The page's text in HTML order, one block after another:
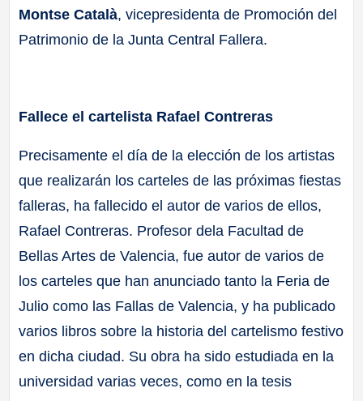
Montse Català, vicepresidenta de Promoción del
Patrimonio de la Junta Central Fallera.
Fallece el cartelista Rafael Contreras
Precisamente el día de la elección de los artistas
que realizarán los carteles de las próximas fiestas
falleras, ha fallecido el autor de varios de ellos,
Rafael Contreras. Profesor dela Facultad de
Bellas Artes de Valencia, fue autor de varios de
los carteles que han anunciado tanto la Feria de
Julio como las Fallas de Valencia, y ha publicado
varios libros sobre la historia del cartelismo festivo
en dicha ciudad. Su obra ha sido estudiada en la
universidad varias veces, como en la tesis